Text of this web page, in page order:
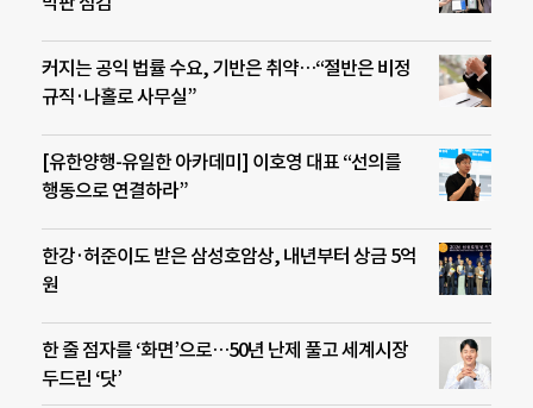
커지는 공익 법률 수요, 기반은 취약…“절반은 비정
규직·나홀로 사무실”
[유한양행-유일한 아카데미] 이호영 대표 “선의를
행동으로 연결하라”
한강·허준이도 받은 삼성호암상, 내년부터 상금 5억
원
한 줄 점자를 ‘화면’으로…50년 난제 풀고 세계시장
두드린 ‘닷’